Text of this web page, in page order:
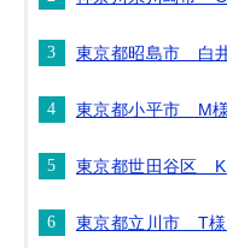
東京都昭島市 白
東京都小平市 M
東京都世田谷区
東京都立川市 T様